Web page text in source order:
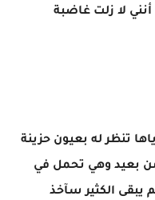
لا زلت غاضبة
تنظر له بعيون حزينة
من بعيد وهي تحمل في
يبقى الكثير سآخذ